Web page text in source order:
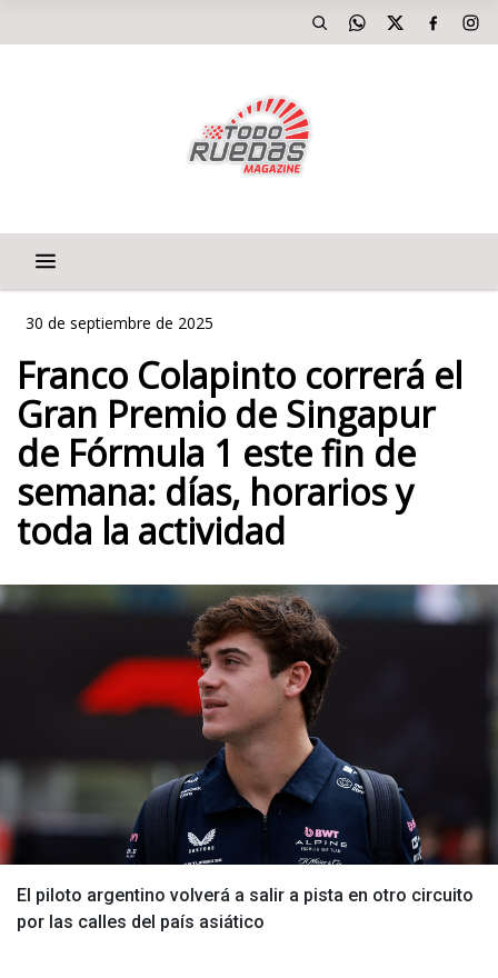
30 de septiembre de 2025
Franco Colapinto correrá el
Gran Premio de Singapur
de Fórmula 1 este fin de
semana: días, horarios y
toda la actividad
El piloto argentino volverá a salir a pista en otro circuito
por las calles del país asiático